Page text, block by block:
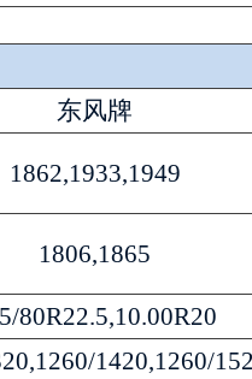
东风牌
1862,1933,1949
1806,1865
80R22.5,10.00R20
1420,1260/